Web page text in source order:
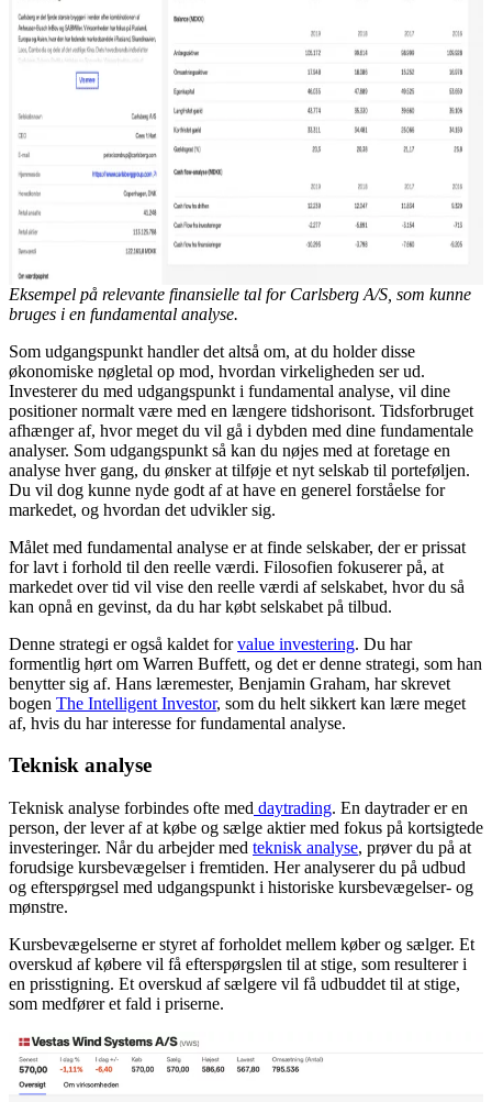
Eksempel på relevante finansielle tal for Carlsberg A/S, som kunne
bruges i en fundamental analyse.
Som udgangspunkt handler det altså om, at du holder disse
økonomiske nøgletal op mod, hvordan virkeligheden ser ud.
Investerer du med udgangspunkt i fundamental analyse, vil dine
positioner normalt være med en længere tidshorisont. Tidsforbruget
afhænger af, hvor meget du vil gå i dybden med dine fundamentale
analyser. Som udgangspunkt så kan du nøjes med at foretage en
analyse hver gang, du ønsker at tilføje et nyt selskab til porteføljen.
Du vil dog kunne nyde godt af at have en generel forståelse for
markedet, og hvordan det udvikler sig.
Målet med fundamental analyse er at finde selskaber, der er prissat
for lavt i forhold til den reelle værdi. Filosofien fokuserer på, at
markedet over tid vil vise den reelle værdi af selskabet, hvor du så
kan opnå en gevinst, da du har købt selskabet på tilbud.
Denne strategi er også kaldet forvalue investering. Du har
formentlig hørt om Warren Buffett, og det er denne strategi, som han
benytter sig af. Hans læremester, Benjamin Graham, har skrevet
bogen The Intelligent Investor, som du helt sikkert kan lære meget
af, hvis du har interesse for fundamental analyse.
Teknisk analyse
Teknisk analyse forbindes ofte med daytrading. En daytrader er en
person, der lever af at købe og sælge aktier med fokus på kortsigtede
investeringer. Når du arbejder med teknisk analyse, prøver du på at
forudsige kursbevægelser i fremtiden. Her analyserer du på udbud
og efterspørgsel med udgangspunkt i historiske kursbevægelser- og
mønstre.
Kursbevægelserne er styret af forholdet mellem køber og sælger. Et
overskud af købere vil få efterspørgslen til at stige, som resulterer i
en prisstigning. Et overskud af sælgere vil få udbuddet til at stige,
som medfører et fald i priserne.